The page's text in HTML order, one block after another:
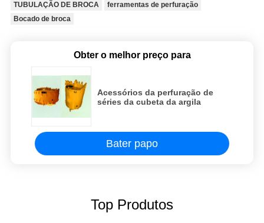
TUBULAÇÃO DE BROCA
ferramentas de perfuração
Bocado de broca
Obter o melhor preço para
Acessórios da perfuração de
séries da cubeta da argila
Bater papo
Top Produtos